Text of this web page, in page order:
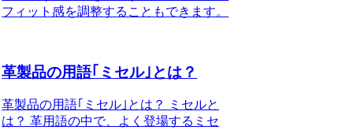
フィット感を調整することもできます。
革製品の用語｢ミセル｣とは？
革製品の用語｢ミセル｣とは？ ミセルと
は？ 革用語の中で、よく登場するミセ